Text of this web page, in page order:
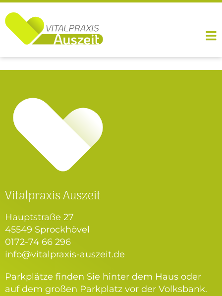
Vitalpraxis Auszeit
Hauptstraße 27
45549 Sprockhövel
0172-74 66 296
info@vitalpraxis-auszeit.de
Parkplätze finden Sie hinter dem Haus oder
auf dem großen Parkplatz vor der Volksbank.